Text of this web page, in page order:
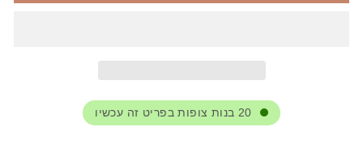
20 בנות צופות בפריט זה עכשיו